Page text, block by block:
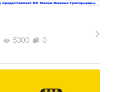
5300 0